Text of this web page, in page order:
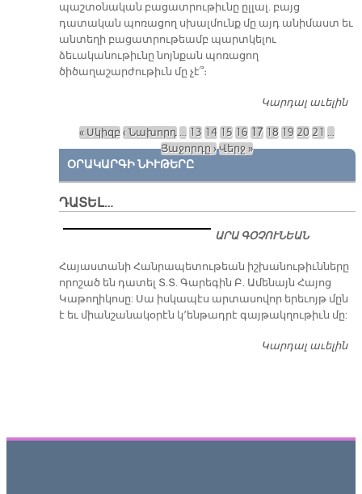
պաշտօնական բացատրութիւնը ըլլալ. բայց
դատական պոռացող սխալմունք մը այդ անիմաստ եւ
անտեղի բացատրութեամբ պարտկելու
ձեւականութիւնը նոյնքան պոռացող
ծիծաղաշարժութիւն մը չէ՞։
Կարդալ աւելին
Էջեր
« Սկիզբ ‹ Նախորդ … 13 14 15 16 17 18 19 20 21 …
Յաջորդը ›Վերջ »
ՕՐԱԿԱՐԳԻ ՆԻՒԹԵՐԸ
ԴԱՏԵԼ…
ԱՐԱ ԳՕՉՈՒՆԵԱՆ
​Հայաստանի Հանրապետութեան իշխանութիւնները
որոշած են դատել Տ.Տ. Գարեգին Բ. Ամենայն Հայոց
Կաթողիկոսը: Սա իսկապէս արտասովոր երեւոյթ մըն
է եւ միանշանակօրէն կ՚ենթադրէ գայթակղութիւն մը:
Կարդալ աւելին